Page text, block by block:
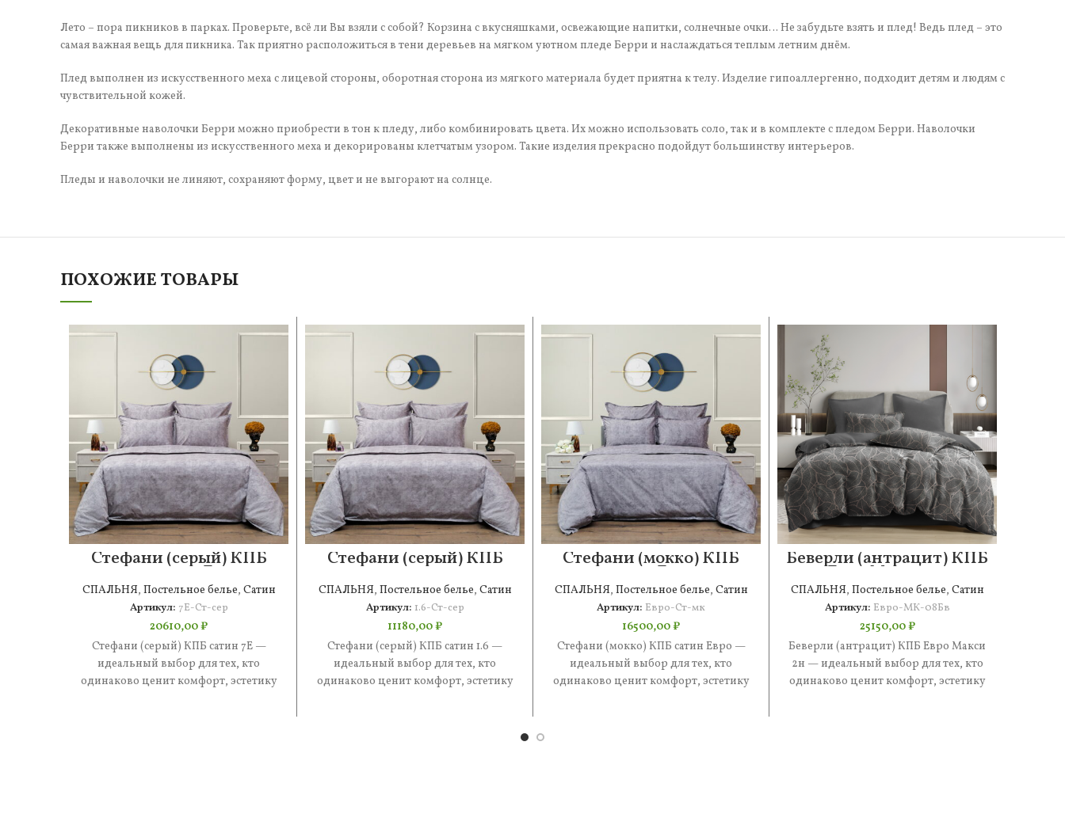
Лето – пора пикников в парках. Проверьте, всё ли Вы взяли с собой? Корзина с вкусняшками, освежающие напитки, солнечные очки… Не забудьте взять и плед! Ведь плед – это
самая важная вещь для пикника. Так приятно расположиться в тени деревьев на мягком уютном пледе Берри и наслаждаться теплым летним днём.
Плед выполнен из искусственного меха с лицевой стороны, оборотная сторона из мягкого материала будет приятна к телу. Изделие гипоаллергенно, подходит детям и людям с
чувствительной кожей.
Декоративные наволочки Берри можно приобрести в тон к пледу, либо комбинировать цвета. Их можно использовать соло, так и в комплекте с пледом Берри. Наволочки
Берри также выполнены из искусственного меха и декорированы клетчатым узором. Такие изделия прекрасно подойдут большинству интерьеров.
Пледы и наволочки не линяют, сохраняют форму, цвет и не выгорают на солнце.
ПОХОЖИЕ ТОВАРЫ
Стефани (серый) КПБ
сатин 7Е
СПАЛЬНЯ, Постельное белье, Сатин
Артикул: 7Е-Ст-сер
20610,00₽
Стефани (серый) КПБ сатин 7Е —
идеальный выбор для тех, кто
одинаково ценит комфорт, эстетику
Стефани (серый) КПБ
сатин 1.6
СПАЛЬНЯ, Постельное белье, Сатин
Артикул: 1.6-Ст-сер
11180,00₽
Стефани (серый) КПБ сатин 1.6 —
идеальный выбор для тех, кто
одинаково ценит комфорт, эстетику
Стефани (мокко) КПБ
сатин Евро
СПАЛЬНЯ, Постельное белье, Сатин
Артикул: Евро-Ст-мк
16500,00₽
Стефани (мокко) КПБ сатин Евро —
идеальный выбор для тех, кто
одинаково ценит комфорт, эстетику
Беверли (антрацит) КПБ
Евро Макси 2н
СПАЛЬНЯ, Постельное белье, Сатин
Артикул: Евро-МК-08Бв
25150,00₽
Беверли (антрацит) КПБ Евро Макси
2н — идеальный выбор для тех, кто
одинаково ценит комфорт, эстетику